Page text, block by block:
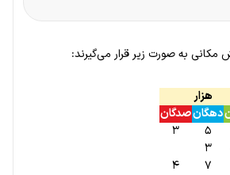
مکانی به صورت زیر قرار می‌گیرند:
هزار
صدگاندهگان
۳
۵
۳
۴
۷